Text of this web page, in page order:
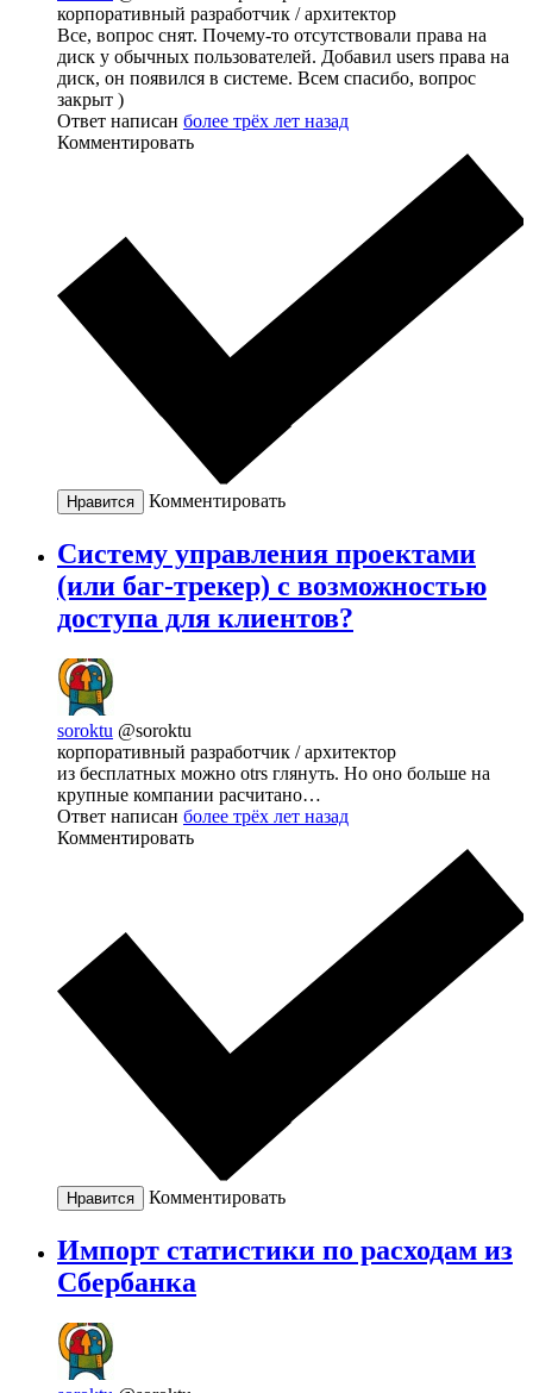
корпоративный разработчик / архитектор
Все, вопрос снят. Почему-то отсутствовали права на
диск у обычных пользователей. Добавил users права на
диск, он появился в системе. Всем спасибо, вопрос
закрыт )
Ответ написан более трёх лет назад
Комментировать
Нравится Комментировать
Систему управления проектами
(или баг-трекер) с возможностью
доступа для клиентов?
soroktu @soroktu
корпоративный разработчик / архитектор
из бесплатных можно otrs глянуть. Но оно больше на
крупные компании расчитано…
Ответ написан более трёх лет назад
Комментировать
Нравится Комментировать
Импорт статистики по расходам из
Сбербанка